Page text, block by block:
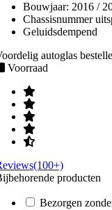
Bouwjaar: 2016 /
Chassisnummer
Geluidsdempend
autoglas
Voorraad
producten
Bezorgen